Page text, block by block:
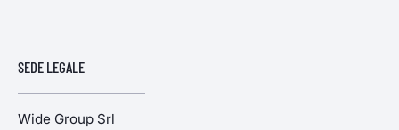
SEDE LEGALE
Wide Group Srl